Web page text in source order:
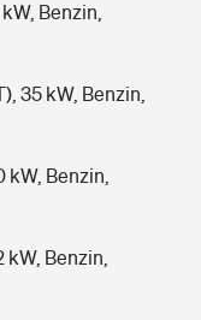
Benzin,
35 kW, Benzin,
kW, Benzin,
kW, Benzin,